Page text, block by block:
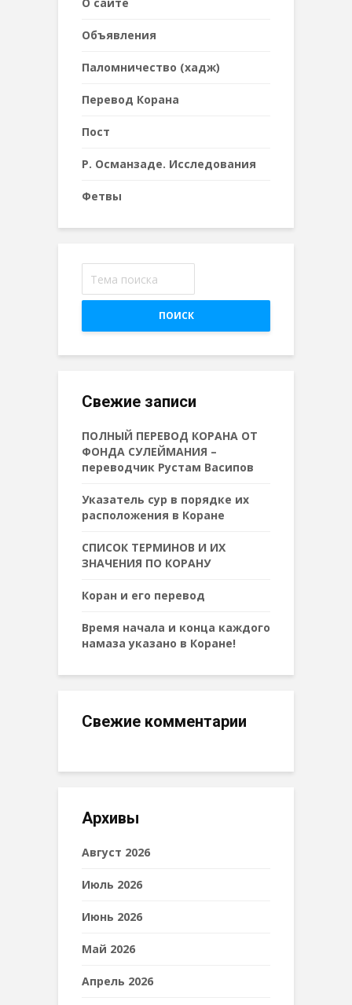
Объявления
Паломничество (хадж)
Перевод Корана
Пост
Р. Османзаде. Исследования
Фетвы
ПОИСК
Свежие записи
ПОЛНЫЙ ПЕРЕВОД КОРАНА ОТ
ФОНДА СУЛЕЙМАНИЯ –
переводчик Рустам Васипов
Указатель сур в порядке их
расположения в Коране
СПИСОК ТЕРМИНОВ И ИХ
ЗНАЧЕНИЯ ПО КОРАНУ
Коран и его перевод
Время начала и конца каждого
намаза указано в Коране!
Свежие комментарии
Архивы
Август 2026
Июль 2026
Июнь 2026
Май 2026
Апрель 2026